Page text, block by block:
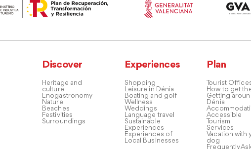
Discover
Heritage and
culture
Enogastronomy
Nature
Beaches
Festivities
Surroundings
Experiences
Shopping
Leisure in Dénia
Boating and golf
Wellness
Weddings
Language travel
Sustainable
Experiences
Experiences of
Local Businesses
Plan
Tourist
How to get
Getting
Dénia
Accessible
Tourism
Services
Vacation with
dog
Frequently